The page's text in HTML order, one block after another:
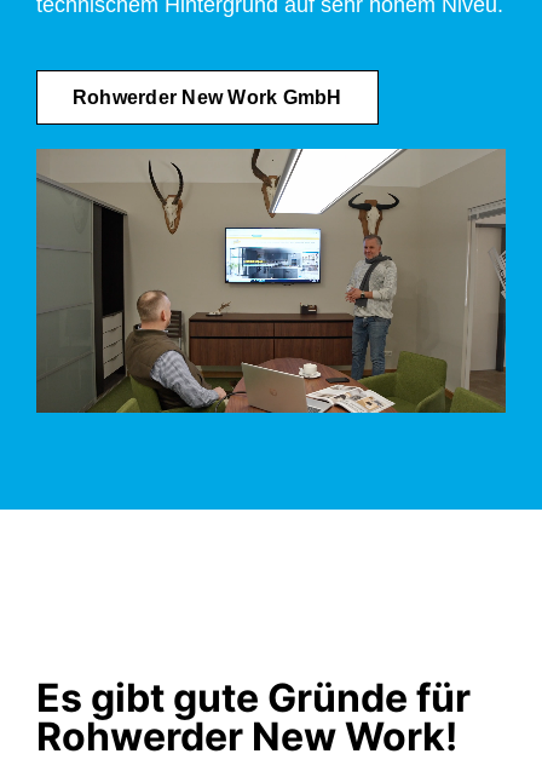
Rohwerder New Work GmbH
Es gibt gute Gründe für
Rohwerder New Work!